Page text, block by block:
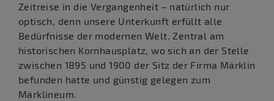
Zeitreise in die Vergangenheit – natürlich nur
optisch, denn unsere Unterkunft erfüllt alle
Bedürfnisse der modernen Welt. Zentral am
historischen Kornhausplatz, wo sich an der Stelle
zwischen 1895 und 1900 der Sitz der Firma Märklin
befunden hatte und günstig gelegen zum
Märklineum.